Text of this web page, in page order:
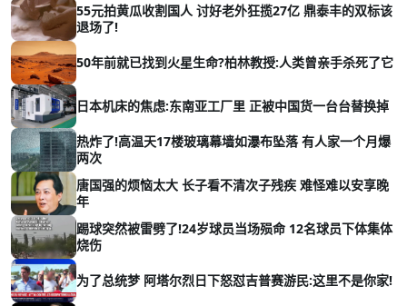
55元拍黄瓜收割国人 讨好老外狂揽27亿 鼎泰丰的双标该
退场了!
50年前就已找到火星生命?柏林教授:人类曾亲手杀死了它
日本机床的焦虑:东南亚工厂里 正被中国货一台台替换掉
热炸了!高温天17楼玻璃幕墙如瀑布坠落 有人家一个月爆
两次
唐国强的烦恼太大 长子看不清次子残疾 难怪难以安享晚
年
踢球突然被雷劈了!24岁球员当场殒命 12名球员下体集体
烧伤
为了总统梦 阿塔尔烈日下怒怼吉普赛游民:这里不是你家!